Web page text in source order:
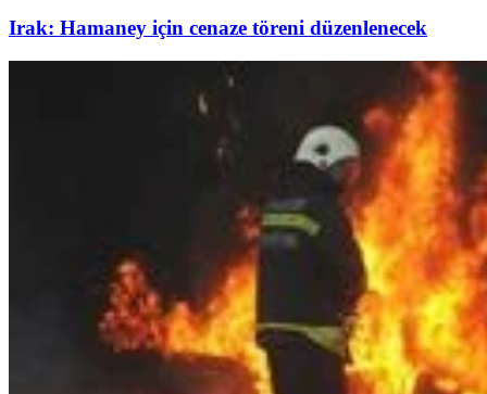
Irak: Hamaney için cenaze töreni düzenlenecek